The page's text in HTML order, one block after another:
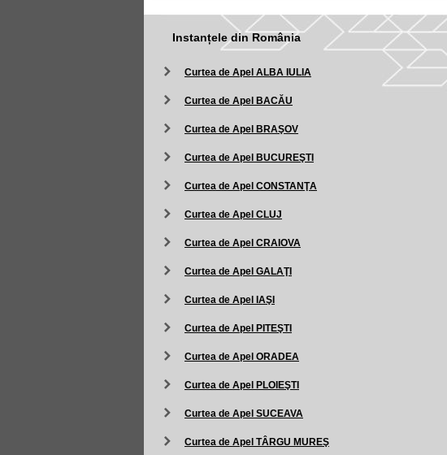
Instanțele din România
Curtea de Apel ALBA IULIA
Curtea de Apel BACĂU
Curtea de Apel BRAŞOV
Curtea de Apel BUCUREŞTI
Curtea de Apel CONSTANŢA
Curtea de Apel CLUJ
Curtea de Apel CRAIOVA
Curtea de Apel GALAŢI
Curtea de Apel IAŞI
Curtea de Apel PITEŞTI
Curtea de Apel ORADEA
Curtea de Apel PLOIEŞTI
Curtea de Apel SUCEAVA
Curtea de Apel TÂRGU MUREŞ